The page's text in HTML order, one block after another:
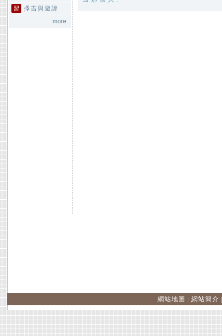
習
擇吉與避諱
more...
網站地圖 | 網站簡介